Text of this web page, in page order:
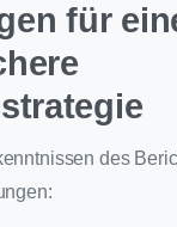
für
des